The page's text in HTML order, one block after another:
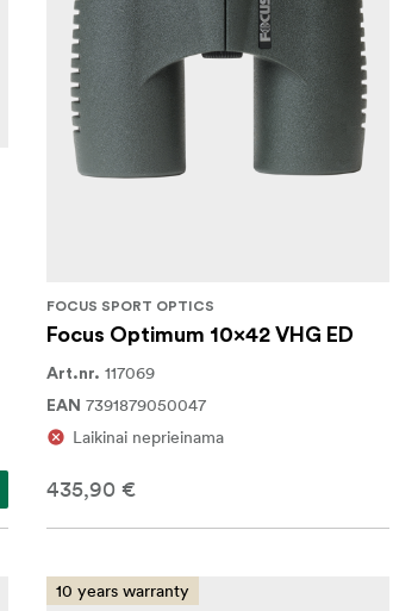
FOCUS SPORT OPTICS
Focus Optimum 10x42 VHG ED
Art.nr. 117069
EAN 7391879050047
Laikinai neprieinama
435,90 €
10 years warranty